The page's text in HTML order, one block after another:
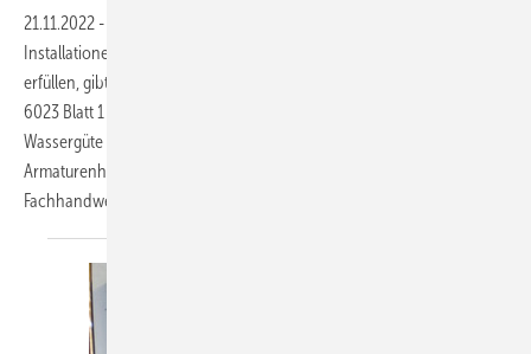
21.11.2022 -
Installationen besonders strengen Anforderungen. Um diese zu
erfüllen, gibt die im September 2022 neu erschienene Richtlinie VDI
6023 Blatt 1 sinnvolle und wichtige Hinweise für den Erhalt der
Wassergüte in Gebäuden. Dr. Peter Arens, Hygieneexperte bei
Armaturenhersteller Schell, leitet daraus für Planer, SHK-
Fachhandwerker